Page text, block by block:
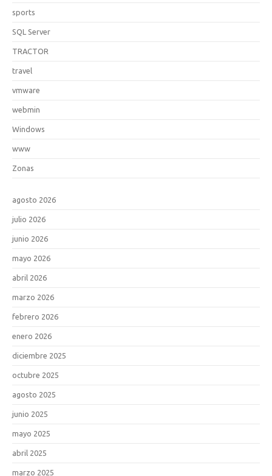
sports
SQL Server
TRACTOR
travel
vmware
webmin
Windows
www
Zonas
agosto 2026
julio 2026
junio 2026
mayo 2026
abril 2026
marzo 2026
febrero 2026
enero 2026
diciembre 2025
octubre 2025
agosto 2025
junio 2025
mayo 2025
abril 2025
marzo 2025